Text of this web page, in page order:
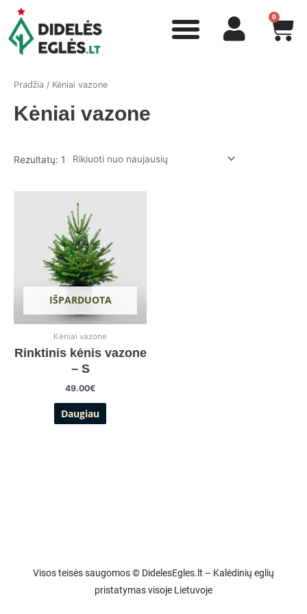
Pradžia / Kėniai vazone
Kėniai vazone
Rezultatų: 1
IŠPARDUOTA
Kėniai vazone
Rinktinis kėnis vazone
– S
49.00€
Daugiau
Visos teisės saugomos © DidelesEgles.lt – Kalėdinių eglių
pristatymas visoje Lietuvoje